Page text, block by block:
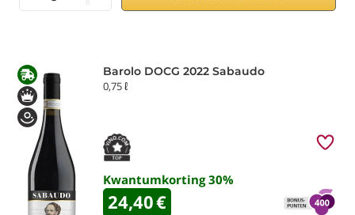
Barolo DOCG 2022 Sabaudo
0,75 ℓ
Kwantumkorting30%
24,40€